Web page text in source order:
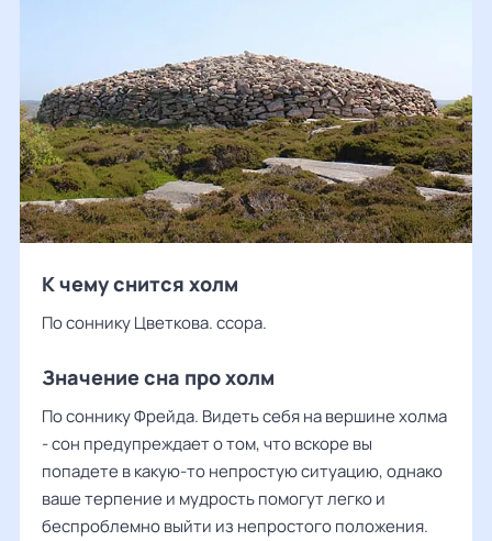
К чему снится холм
По соннику Цветкова. ссора.
Значение сна про холм
По соннику Фрейда. Видеть себя на вершине холма
- сон предупреждает о том, что вскоре вы
попадете в какую-то непростую ситуацию, однако
ваше терпение и мудрость помогут легко и
беспроблемно выйти из непростого положения.